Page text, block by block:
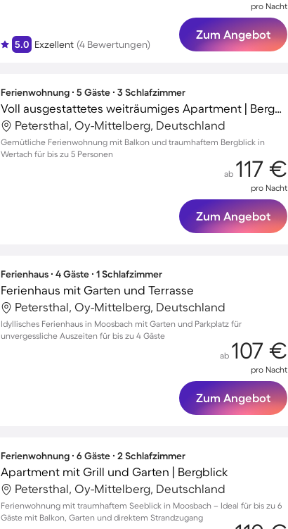
5.0 Exzellent (4 Bewertungen)
pro Nacht
Zum Angebot
Ferienwohnung ∙ 5 Gäste ∙ 3 Schlafzimmer
Voll ausgestattetes weiträumiges Apartment | Bergblick | Perfekt für die Arbeit von Zuhause
Petersthal, Oy-Mittelberg, Deutschland
Gemütliche Ferienwohnung mit Balkon und traumhaftem Bergblick in
Wertach für bis zu 5 Personen
ab 117 €
pro Nacht
Zum Angebot
Ferienhaus ∙ 4 Gäste ∙ 1 Schlafzimmer
Ferienhaus mit Garten und Terrasse
Petersthal, Oy-Mittelberg, Deutschland
Idyllisches Ferienhaus in Moosbach mit Garten und Parkplatz für
unvergessliche Auszeiten für bis zu 4 Gäste
ab 107 €
pro Nacht
Zum Angebot
Ferienwohnung ∙ 6 Gäste ∙ 2 Schlafzimmer
Apartment mit Grill und Garten | Bergblick
Petersthal, Oy-Mittelberg, Deutschland
Ferienwohnung mit traumhaftem Seeblick in Moosbach – Ideal für bis zu 6
Gäste mit Balkon, Garten und direktem Strandzugang